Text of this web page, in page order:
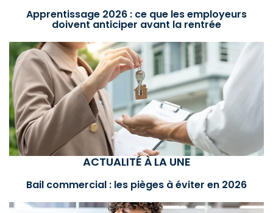
Apprentissage 2026 : ce que les employeurs
doivent anticiper avant la rentrée
ACTUALITÉ À LA UNE
Bail commercial : les pièges à éviter en 2026